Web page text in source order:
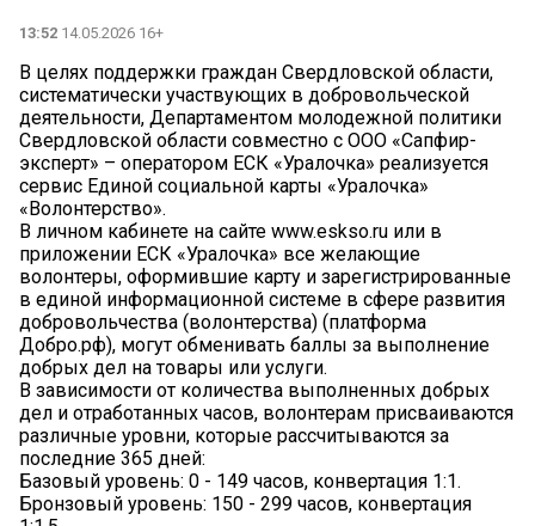
13:52 14.05.2026 16+
В целях поддержки граждан Свердловской области,
систематически участвующих в добровольческой
деятельности, Департаментом молодежной политики
Свердловской области совместно с ООО «Сапфир-
эксперт» – оператором ЕСК «Уралочка» реализуется
сервис Единой социальной карты «Уралочка»
«Волонтерство».
В личном кабинете на сайте www.eskso.ru или в
приложении ЕСК «Уралочка» все желающие
волонтеры, оформившие карту и зарегистрированные
в единой информационной системе в сфере развития
добровольчества (волонтерства) (платформа
Добро.рф), могут обменивать баллы за выполнение
добрых дел на товары или услуги.
В зависимости от количества выполненных добрых
дел и отработанных часов, волонтерам присваиваются
различные уровни, которые рассчитываются за
последние 365 дней:
Базовый уровень: 0 - 149 часов, конвертация 1:1.
Бронзовый уровень: 150 - 299 часов, конвертация